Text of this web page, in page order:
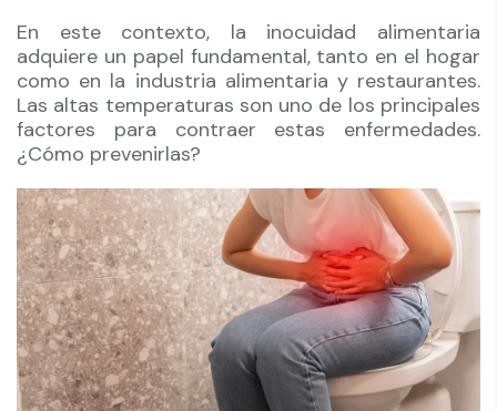
En este contexto, la inocuidad alimentaria
adquiere un papel fundamental, tanto en el hogar
como en la industria alimentaria y restaurantes.
Las altas temperaturas son uno de los principales
factores para contraer estas enfermedades.
¿Cómo prevenirlas?